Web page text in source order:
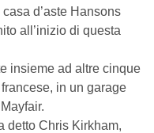
d’aste Hansons
all’inizio di questa
insieme ad altre cinque
in un garage
detto Chris Kirkham,